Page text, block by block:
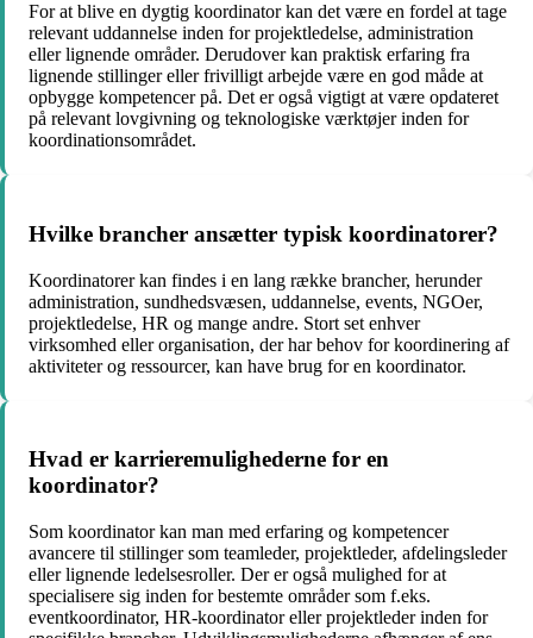
For at blive en dygtig koordinator kan det være en fordel at tage
relevant uddannelse inden for projektledelse, administration
eller lignende områder. Derudover kan praktisk erfaring fra
lignende stillinger eller frivilligt arbejde være en god måde at
opbygge kompetencer på. Det er også vigtigt at være opdateret
på relevant lovgivning og teknologiske værktøjer inden for
koordinationsområdet.
Hvilke brancher ansætter typisk koordinatorer?
Koordinatorer kan findes i en lang række brancher, herunder
administration, sundhedsvæsen, uddannelse, events, NGOer,
projektledelse, HR og mange andre. Stort set enhver
virksomhed eller organisation, der har behov for koordinering af
aktiviteter og ressourcer, kan have brug for en koordinator.
Hvad er karrieremulighederne for en
koordinator?
Som koordinator kan man med erfaring og kompetencer
avancere til stillinger som teamleder, projektleder, afdelingsleder
eller lignende ledelsesroller. Der er også mulighed for at
specialisere sig inden for bestemte områder som f.eks.
eventkoordinator, HR-koordinator eller projektleder inden for